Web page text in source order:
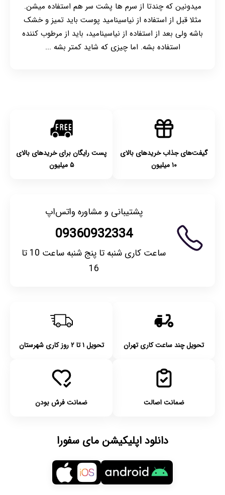
میدونین که چندتا از سرم ها پشت سر هم استفاده میشن.
مثلا قبل از استفاده از نیاسینامید پوست باید تمیز و خشک
باشه ولی بعد از استفاده از نیاسینامید، باید از مرطوب کننده
استفاده بشه. اما چیزی که شاید کمتر بشه ...
گیفت‌های جذاب خریدهای بالای
۱۰ میلیون
پست رایگان برای خریدهای بالای
۵ میلیون
پشتیبانی و مشاوره واتس‌اپ
09360932334
ساعت کاری شنبه تا پنج شنبه ساعت 10 تا
16
تحویل چند ساعت کاری تهران تحویل ۱ تا ۲ روز کاری شهرستان
ضمانت اصالت ضمانت فرش بودن
دانلود اپلیکیشن مای سفورا